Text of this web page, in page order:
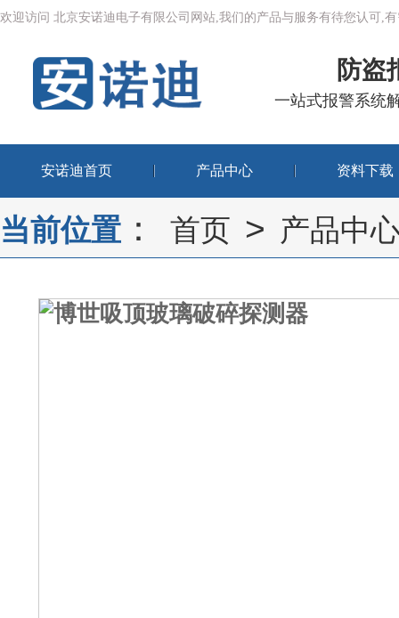
欢迎访问 北京安诺迪电子有限公司网站,我们的产品与服务有待您认可,
防盗
一站式报警系统
安诺迪首页 产品中心 资料下载
当前位置 ： 首页 > 产品中